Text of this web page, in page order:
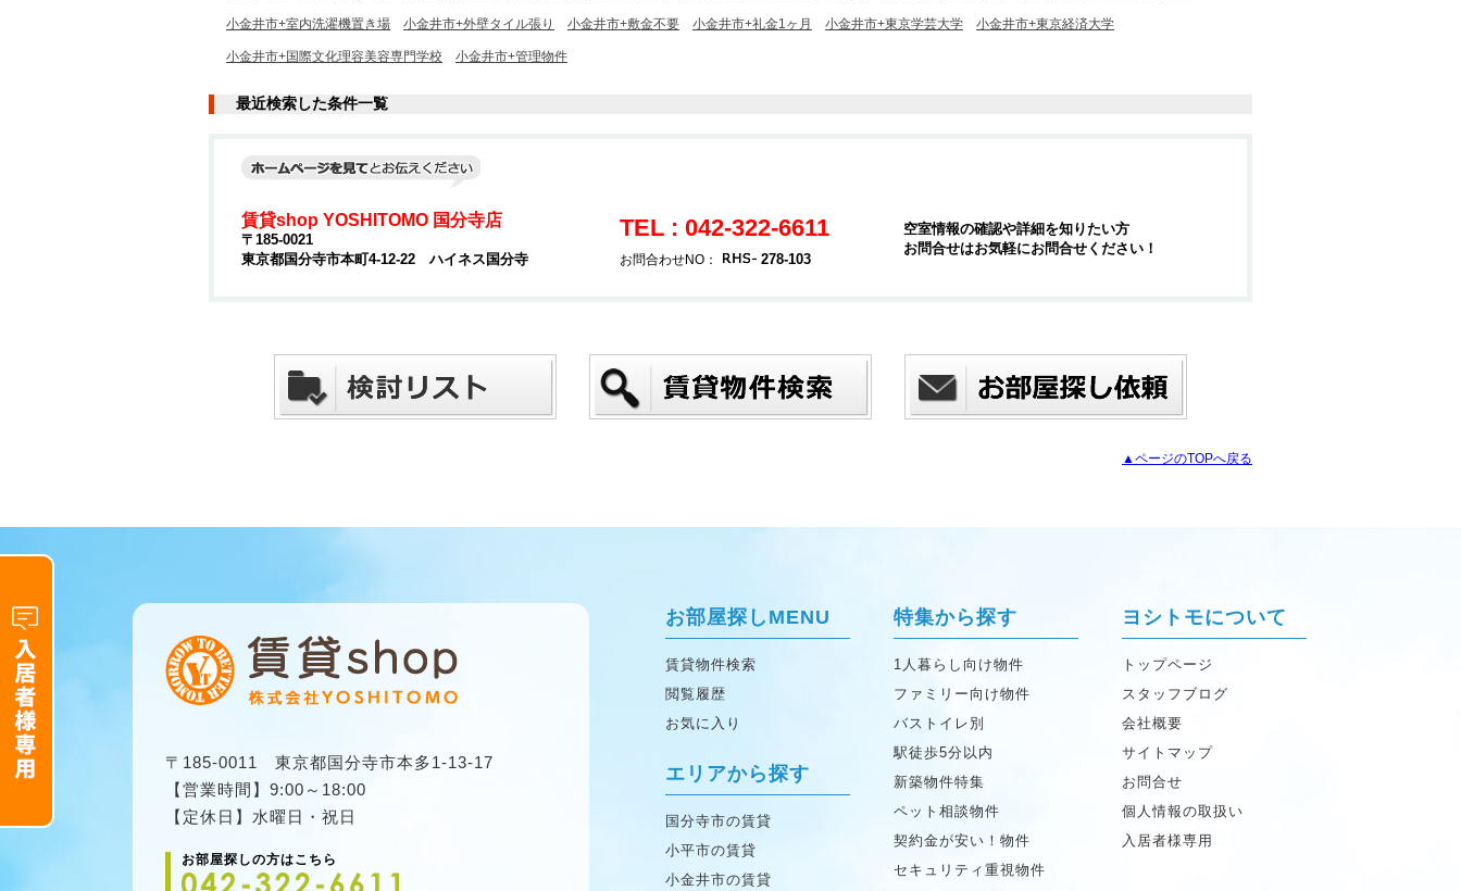
小金井市+室内洗濯機置き場 小金井市+外壁タイル張り 小金井市+敷金不要 小金井市+礼金1ヶ月 小金井市+東京学芸大学 小金井市+東京経済大学
小金井市+国際文化理容美容専門学校 小金井市+管理物件
最近検索した条件一覧
賃貸shop YOSHITOMO 国分寺店
〒185-0021
東京都国分寺市本町4-12-22 ハイネス国分寺
TEL : 042-322-6611
お問合わせNO： 278-103
空室情報の確認や詳細を知りたい方
お問合せはお気軽にお問合せください！
▲ページのTOPへ戻る
〒185-0011 東京都国分寺市本多1-13-17
【営業時間】9:00～18:00
【定休日】水曜日・祝日
お部屋探しの方はこちら
お部屋探しMENU
賃貸物件検索
閲覧履歴
お気に入り
エリアから探す
国分寺市の賃貸
小平市の賃貸
小金井市の賃貸
特集から探す
1人暮らし向け物件
ファミリー向け物件
バストイレ別
駅徒歩5分以内
新築物件特集
ペット相談物件
契約金が安い！物件
セキュリティ重視物件
ヨシトモについて
トップページ
スタッフブログ
会社概要
サイトマップ
お問合せ
個人情報の取扱い
入居者様専用